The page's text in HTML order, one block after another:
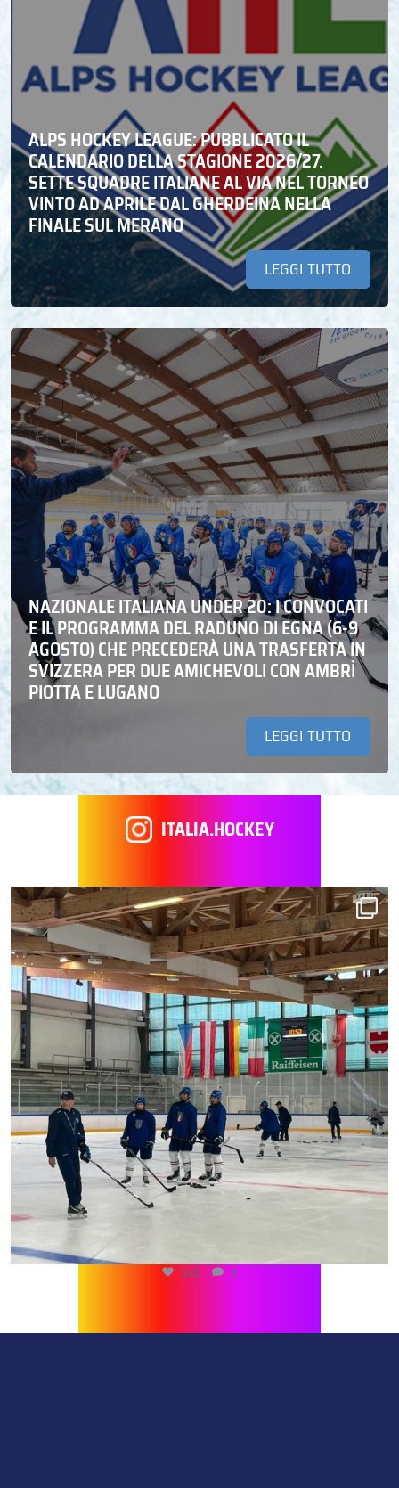
ALPS HOCKEY LEAGUE: PUBBLICATO IL
CALENDARIO DELLA STAGIONE 2026/27.
SETTE SQUADRE ITALIANE AL VIA NEL TORNEO
VINTO AD APRILE DAL GHERDEINA NELLA
FINALE SUL MERANO
LEGGI TUTTO
NAZIONALE ITALIANA UNDER 20: I CONVOCATI
E IL PROGRAMMA DEL RADUNO DI EGNA (6-9
AGOSTO) CHE PRECEDERÀ UNA TRASFERTA IN
SVIZZERA PER DUE AMICHEVOLI CON AMBRÌ
PIOTTA E LUGANO
LEGGI TUTTO
ITALIA.HOCKEY
540 0